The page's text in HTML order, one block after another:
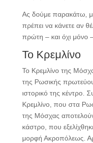
Ας δούμε παρακάτω,
πρέπει να κάνετε αν
πρώτη – και όχι μόνο
Το Κρεμλίνο
Το Κρεμλίνο της
της Ρωσικής
ιστορικό της κέντρο.
Κρεμλίνο, που στα
της Μόσχας
κάστρο, που
μορφή Ακροπόλεως.